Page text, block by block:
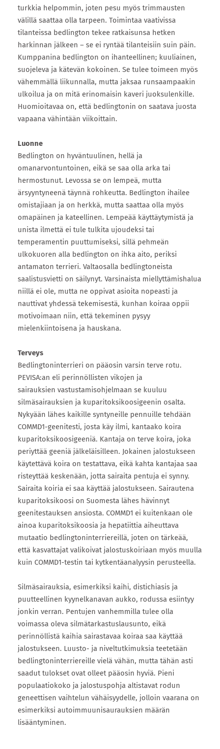
turkkia helpommin, joten pesu myös trimmausten
välillä saattaa olla tarpeen. Toimintaa vaativissa
tilanteissa bedlington tekee ratkaisunsa hetken
harkinnan jälkeen – se ei ryntää tilanteisiin suin päin.
Kumppanina bedlington on ihanteellinen; kuuliainen,
suojeleva ja kätevän kokoinen. Se tulee toimeen myös
vähemmällä liikunnalla, mutta jaksaa runsaampaakin
ulkoilua ja on mitä erinomaisin kaveri juoksulenkille.
Huomioitavaa on, että bedlingtonin on saatava juosta
vapaana vähintään viikoittain.
​Luonne
Bedlington on hyväntuulinen, hellä ja
omanarvontuntoinen, eikä se saa olla arka tai
hermostunut. Levossa se on lempeä, mutta
ärsyyntyneenä täynnä rohkeutta. Bedlington ihailee
omistajiaan ja on herkkä, mutta saattaa olla myös
omapäinen ja kateellinen. Lempeää käyttäytymistä ja
unista ilmettä ei tule tulkita ujoudeksi tai
temperamentin puuttumiseksi, sillä pehmeän
ulkokuoren alla bedlington on ihka aito, periksi
antamaton terrieri. Valtaosalla bedlingtoneista
saalistusvietti on säilynyt. Varsinaista miellyttämishalua
niillä ei ole, mutta ne oppivat asioita nopeasti ja
nauttivat yhdessä tekemisestä, kunhan koiraa oppii
motivoimaan niin, että tekeminen pysyy
mielenkiintoisena ja hauskana.
Terveys
Bedlingtoninterrieri on pääosin varsin terve rotu.
PEVISA:an eli perinnöllisten vikojen ja
sairauksien vastustamisohjelmaan se kuuluu
silmäsairauksien ja kuparitoksikoosigeenin osalta.
Nykyään lähes kaikille syntyneille pennuille tehdään
COMMD1-geenitesti, josta käy ilmi, kantaako koira
kuparitoksikoosigeeniä. Kantaja on terve koira, joka
periyttää geeniä jälkeläisilleen. Jokainen jalostukseen
käytettävä koira on testattava, eikä kahta kantajaa saa
risteyttää keskenään, jotta sairaita pentuja ei synny.
Sairaita koiria ei saa käyttää jalostukseen. Sairautena
kuparitoksikoosi on Suomesta lähes hävinnyt
geenitestauksen ansiosta. COMMD1 ei kuitenkaan ole
ainoa kuparitoksikoosia ja hepatiittia aiheuttava
mutaatio bedlingtoninterriereillä, joten on tärkeää,
että kasvattajat valikoivat jalostuskoiriaan myös muulla
kuin COMMD1-testin tai kytkentäanalyysin perusteella.
Silmäsairauksia, esimerkiksi kaihi, distichiasis ja
puutteellinen kyynelkanavan aukko, rodussa esiintyy
jonkin verran. Pentujen vanhemmilla tulee olla
voimassa oleva silmätarkastuslausunto, eikä
perinnöllistä kaihia sairastavaa koiraa saa käyttää
jalostukseen. Luusto- ja niveltutkimuksia teetetään
bedlingtoninterriereille vielä vähän, mutta tähän asti
saadut tulokset ovat olleet pääosin hyviä. Pieni
populaatiokoko ja jalostuspohja altistavat rodun
geneettisen vaihtelun vähäisyydelle, jolloin vaarana on
esimerkiksi autoimmuunisaurauksien määrän
lisääntyminen.